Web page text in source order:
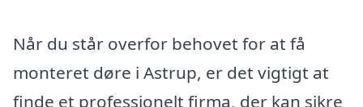
Når du står overfor behovet for at få
monteret døre i Astrup, er det vigtigt at
finde et professionelt firma, der kan sikre